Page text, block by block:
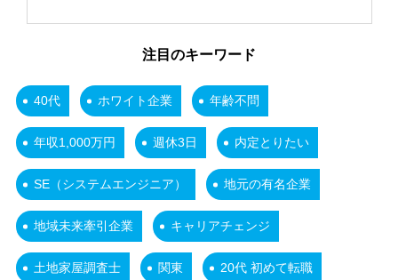
注目のキーワード
40代 ホワイト企業 年齢不問
年収1,000万円 週休3日 内定とりたい
SE（システムエンジニア） 地元の有名企業
地域未来牽引企業 キャリアチェンジ
土地家屋調査士 関東 20代 初めて転職